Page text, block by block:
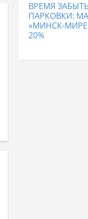
ВРЕМЯ
ПАРКОВКИ:
«МИНСК-
20%